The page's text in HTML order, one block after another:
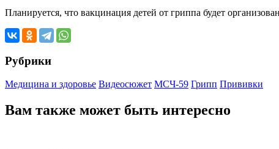
Планируется, что вакцинация детей от гриппа будет
Рубрики
Медицина и здоровье Видеосюжет МСЧ-59 Грипп Прививки
Вам также может быть интересно